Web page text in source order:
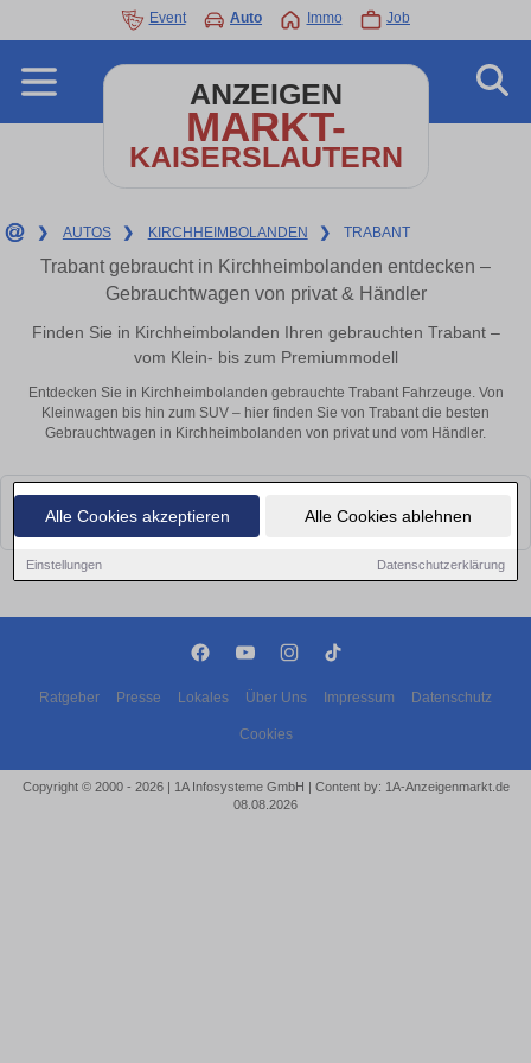
Alle Cookies akzeptieren Alle Cookies ablehnen
Einstellungen Datenschutzerklärung
Event Auto Immo Job
ANZEIGEN
MARKT-
KAISERSLAUTERN
❯ AUTOS ❯ KIRCHHEIMBOLANDEN ❯ TRABANT
Trabant gebraucht in Kirchheimbolanden entdecken –
Gebrauchtwagen von privat & Händler
Finden Sie in Kirchheimbolanden Ihren gebrauchten Trabant –
vom Klein- bis zum Premiummodell
Entdecken Sie in Kirchheimbolanden gebrauchte Trabant Fahrzeuge. Von
Kleinwagen bis hin zum SUV – hier finden Sie von Trabant die besten
Gebrauchtwagen in Kirchheimbolanden von privat und vom Händler.
Leider konnten wir derzeit keine passenden Autos finden. Schauen Sie
bald wieder vorbei!
Ratgeber Presse Lokales Über Uns Impressum Datenschutz
Cookies
Copyright © 2000 - 2026 | 1A Infosysteme GmbH | Content by: 1A-Anzeigenmarkt.de
08.08.2026